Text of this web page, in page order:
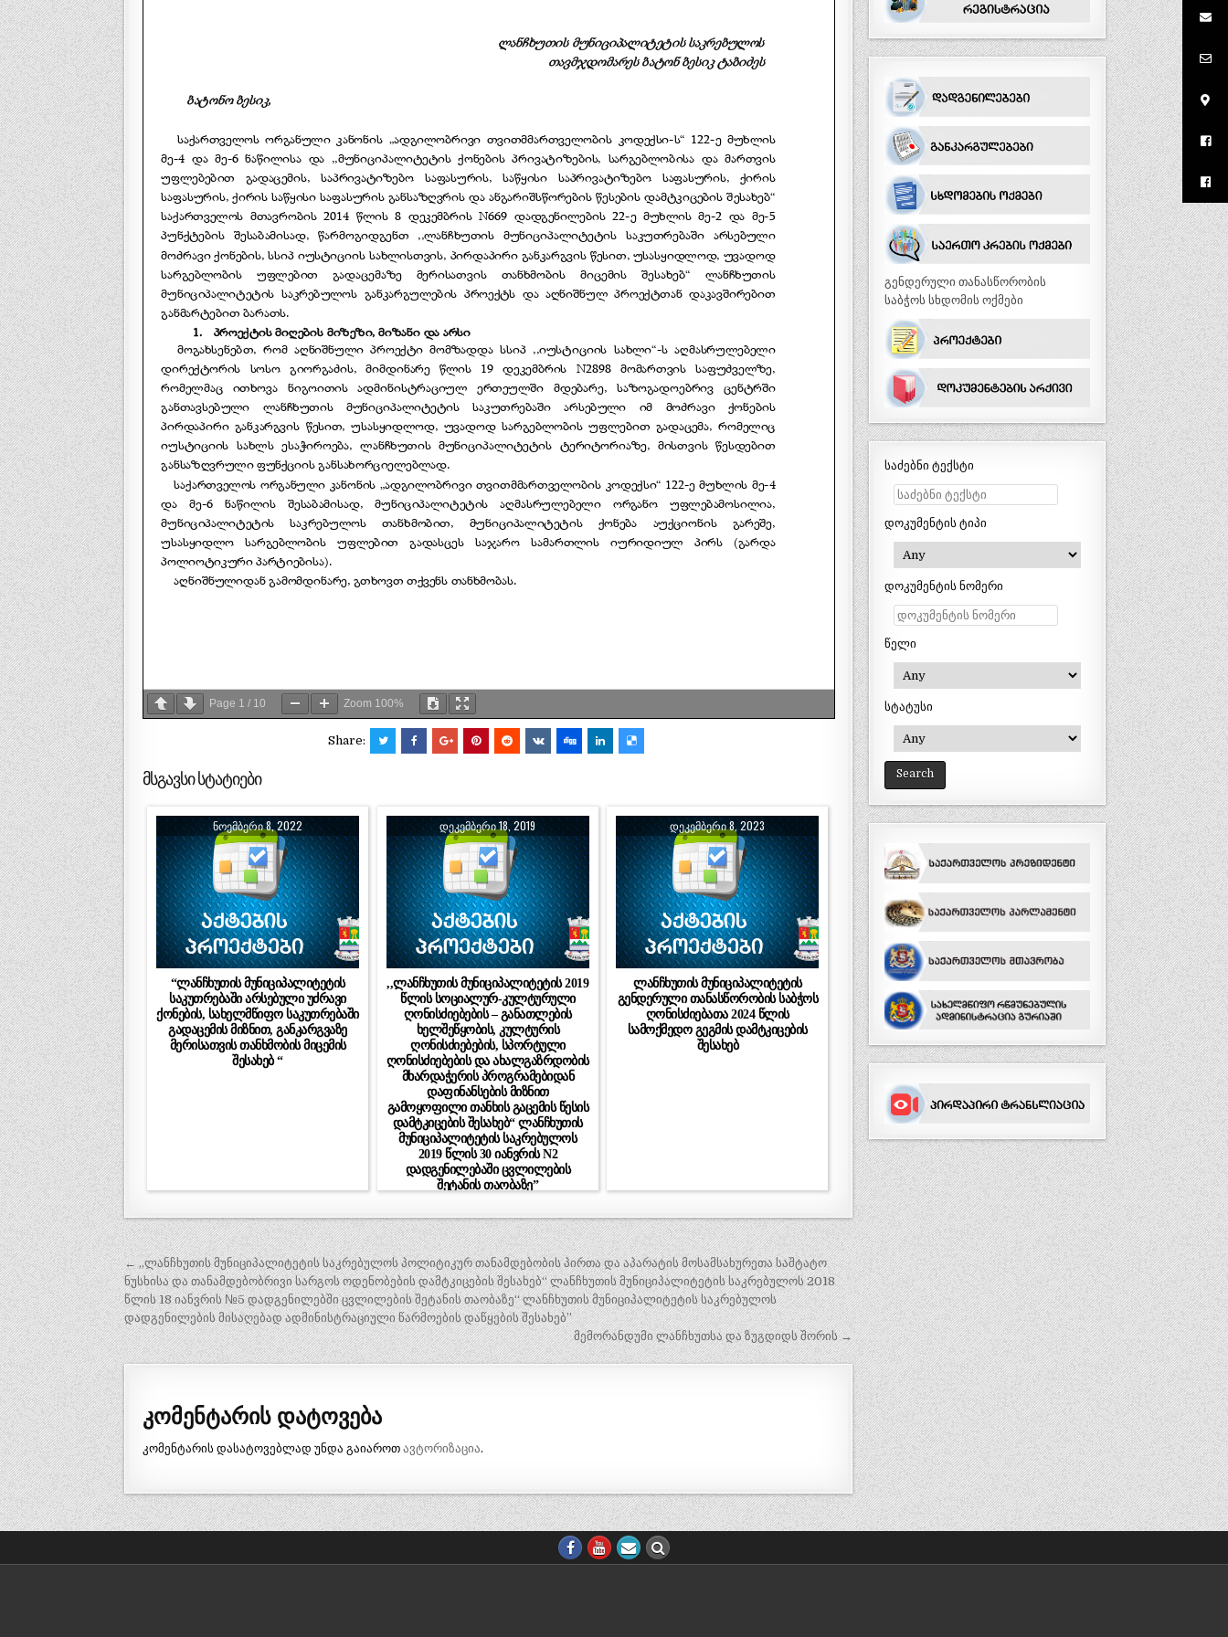
Page 1 / 10 Zoom 100%
Share:
მსგავსი სტატიები
ᲜᲝᲔᲛᲑᲔᲠᲘ 8, 2022
“ლანჩხუთის მუნიციპალიტეტის
საკუთრებაში არსებული უძრავი
ქონების, სახელმწიფო საკუთრებაში
გადაცემის მიზნით, განკარგვაზე
მერისათვის თანხმობის მიცემის
შესახებ “
ᲓᲔᲙᲔᲛᲑᲔᲠᲘ 18, 2019
,,ლანჩხუთის მუნიციპალიტეტის 2019
წლის სოციალურ-კულტურული
ღონისძიებების – განათლების
ხელშეწყობის, კულტურის
ღონისძიებების, სპორტული
ღონისძიებების და ახალგაზრდობის
მხარდაჭერის პროგრამებიდან
დაფინანსების მიზნით
გამოყოფილი თანხის გაცემის წესის
დამტკიცების შესახებ“ ლანჩხუთის
მუნიციპალიტეტის საკრებულოს
2019 წლის 30 იანვრის N2
დადგენილებაში ცვლილების
შეტანის თაობაზე”
ᲓᲔᲙᲔᲛᲑᲔᲠᲘ 8, 2023
ლანჩხუთის მუნიციპალიტეტის
გენდერული თანასწორობის საბჭოს
ღონისძიებათა 2024 წლის
სამოქმედო გეგმის დამტკიცების
შესახებ
პოსტის
ნავიგაცია
← „ლანჩხუთის მუნიციპალიტეტის საკრებულოს პოლიტიკურ თანამდებობის პირთა და აპარატის მოსამსახურეთა საშტატო
ნუსხისა და თანამდებობრივი სარგოს ოდენობების დამტკიცების შესახებ“ ლანჩხუთის მუნიციპალიტეტის საკრებულოს 2018
წლის 18 იანვრის №5 დადგენილებში ცვლილების შეტანის თაობაზე“ ლანჩხუთის მუნიციპალიტეტის საკრებულოს
დადგენილების მისაღებად ადმინისტრაციული წარმოების დაწყების შესახებ”
მემორანდუმი ლანჩხუთსა და ზუგდიდს შორის →
კომენტარის დატოვება
კომენტარის დასატოვებლად უნდა გაიაროთავტორიზაცია.
გენდერული თანასწორობის
საბჭოს სხდომის ოქმები
საძებნი ტექსტი
დოკუმენტის ტიპი
დოკუმენტის ნომერი
წელი
სტატუსი